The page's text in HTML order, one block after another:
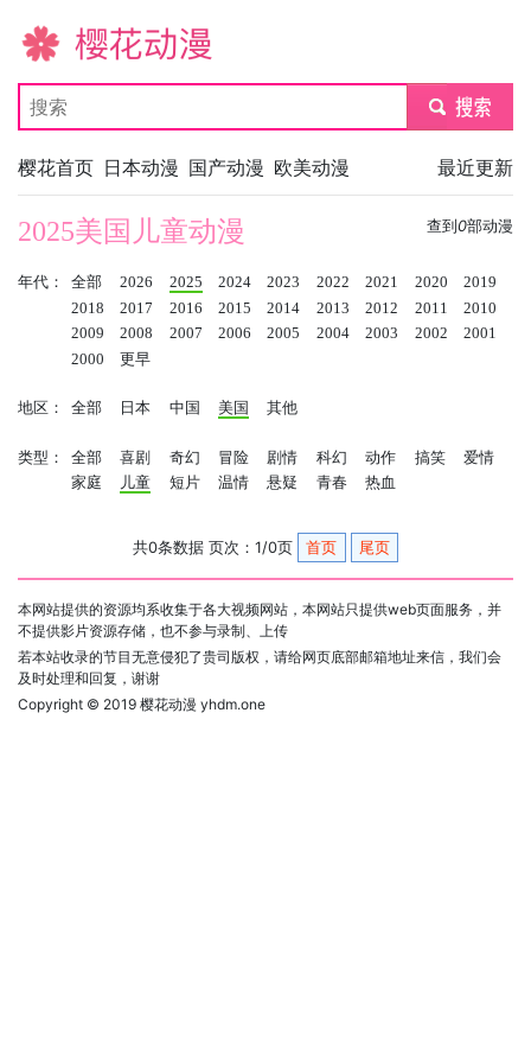
樱花动漫
submit
樱花首页 日本动漫 国产动漫 欧美动漫 最近更新
查到 0部动漫
2025美国儿童动漫
年代： 全部 2026 2025 2024 2023 2022 2021 2020
2019
2018
2017 2016 2015 2014 2013 2012 2011
2010
2009
2008 2007 2006 2005 2004 2003 2002
2001
2000
更早
地区： 全部 日本 中国 美国 其他
类型： 全部 喜剧 奇幻 冒险 剧情 科幻 动作 搞笑
爱情
家庭
儿童 短片 温情 悬疑 青春 热血
共0条数据 页次：1/0页 首页 尾页
本网站提供的资源均系收集于各大视频网站，本网站只提供web页面服务，并
不提供影片资源存储，也不参与录制、上传
若本站收录的节目无意侵犯了贵司版权，请给网页底部邮箱地址来信，我们会
及时处理和回复，谢谢
Copyright © 2019 樱花动漫 yhdm.one